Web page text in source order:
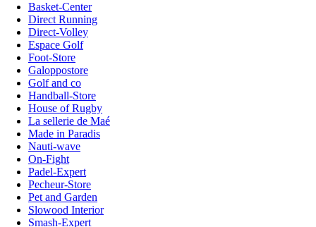
Basket-Center
Direct Running
Direct-Volley
Espace Golf
Foot-Store
Galoppostore
Golf and co
Handball-Store
House of Rugby
La sellerie de Maé
Made in Paradis
Nauti-wave
On-Fight
Padel-Expert
Pecheur-Store
Pet and Garden
Slowood Interior
Smash-Expert